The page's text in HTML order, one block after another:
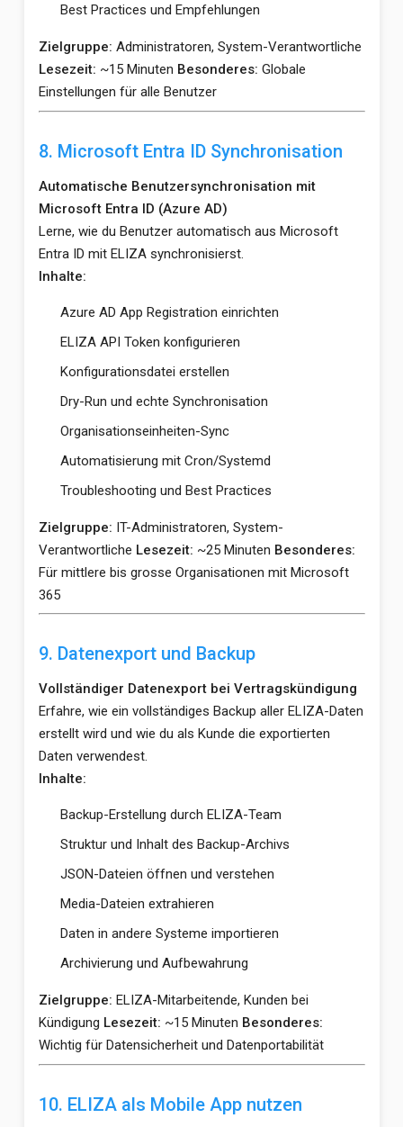
Best Practices und Empfehlungen
Zielgruppe: Administratoren, System-Verantwortliche
Lesezeit: ~15 Minuten Besonderes: Globale
Einstellungen für alle Benutzer
8. Microsoft Entra ID Synchronisation
Automatische Benutzersynchronisation mit
Microsoft Entra ID (Azure AD)
Lerne, wie du Benutzer automatisch aus Microsoft
Entra ID mit ELIZA synchronisierst.
Inhalte:
Azure AD App Registration einrichten
ELIZA API Token konfigurieren
Konfigurationsdatei erstellen
Dry-Run und echte Synchronisation
Organisationseinheiten-Sync
Automatisierung mit Cron/Systemd
Troubleshooting und Best Practices
Zielgruppe: IT-Administratoren, System-
Verantwortliche Lesezeit: ~25 Minuten Besonderes:
Für mittlere bis grosse Organisationen mit Microsoft
365
9. Datenexport und Backup
Vollständiger Datenexport bei Vertragskündigung
Erfahre, wie ein vollständiges Backup aller ELIZA-Daten
erstellt wird und wie du als Kunde die exportierten
Daten verwendest.
Inhalte:
Backup-Erstellung durch ELIZA-Team
Struktur und Inhalt des Backup-Archivs
JSON-Dateien öffnen und verstehen
Media-Dateien extrahieren
Daten in andere Systeme importieren
Archivierung und Aufbewahrung
Zielgruppe: ELIZA-Mitarbeitende, Kunden bei
Kündigung Lesezeit: ~15 Minuten Besonderes:
Wichtig für Datensicherheit und Datenportabilität
10. ELIZA als Mobile App nutzen